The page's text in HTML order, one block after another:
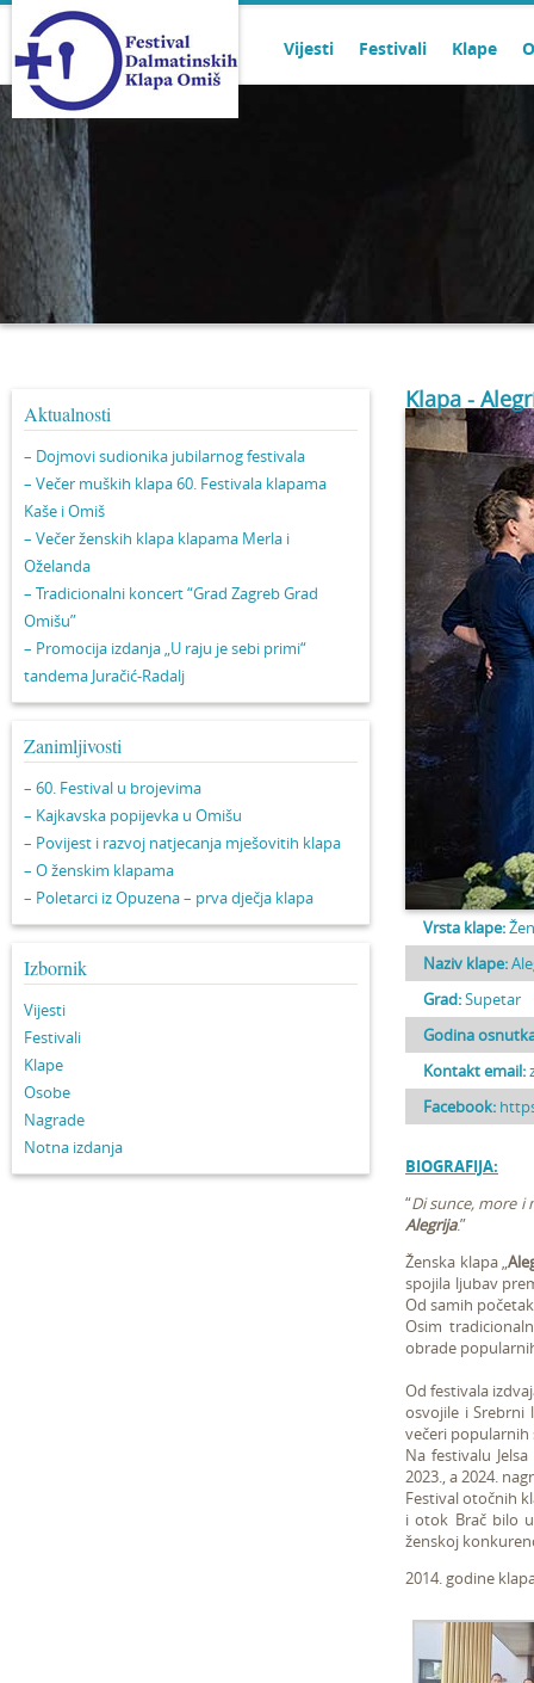
Vijesti Festivali Klape
Aktualnosti
– Dojmovi sudionika jubilarnog festivala
– Večer muških klapa 60. Festivala klapama
Kaše i Omiš
– Večer ženskih klapa klapama Merla i
Oželanda
– Tradicionalni koncert “Grad Zagreb Grad
Omišu”
– Promocija izdanja „U raju je sebi primi“
tandema Juračić-Radalj
Zanimljivosti
– 60. Festival u brojevima
– Kajkavska popijevka u Omišu
– Povijest i razvoj natjecanja mješovitih klapa
– O ženskim klapama
– Poletarci iz Opuzena – prva dječja klapa
Izbornik
Vijesti
Festivali
Klape
Osobe
Nagrade
Notna izdanja
Klapa -
Vrsta klape:
Naziv klape:
Grad:Supetar
Godina
Kontakt email:
Facebook:
BIOGRAFIJA:
“Di sunce, more i
Alegrija.”
Ženska klapa „
spojila ljubav
Od samih
Osim
obrade
Od festivala
osvojile i Srebrni
večeri popularnih
Na festivalu
2023., a 2024.
Festival otočnih
i otok Brač bilo
ženskoj
2014. godine